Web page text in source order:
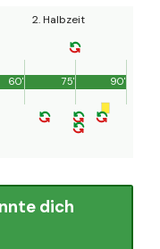
2. Halbzeit
90'
60' 75'
dich